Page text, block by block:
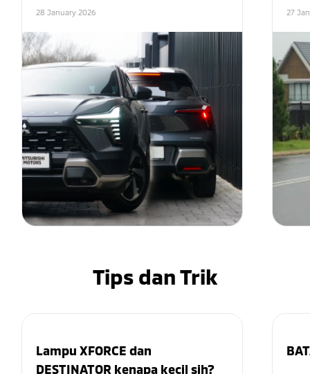
28 January 2026 27
Tips dan Trik
Lampu XFORCE dan
DESTINATOR kenapa kecil sih?